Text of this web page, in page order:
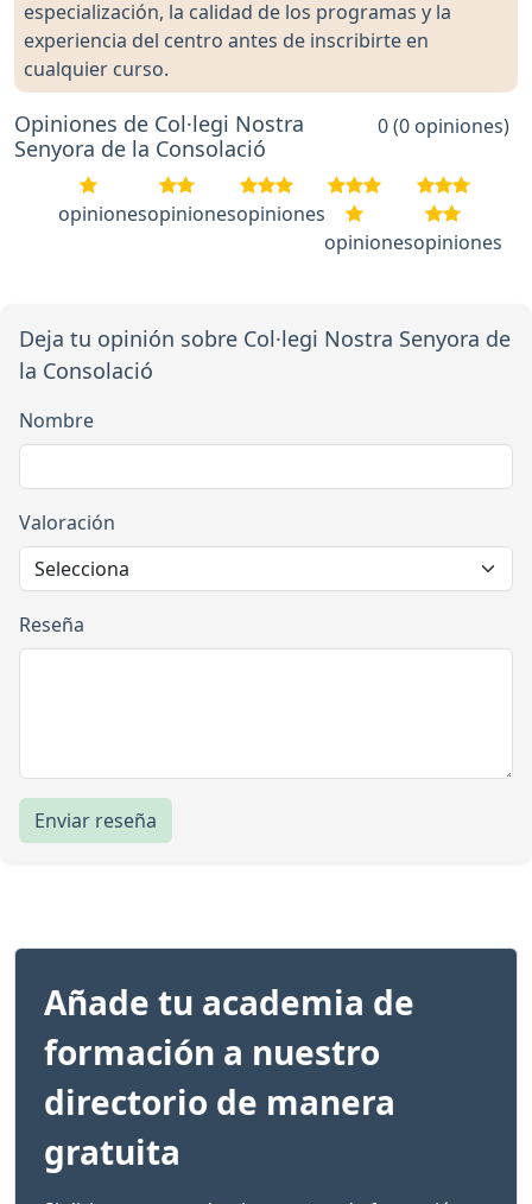
especialización, la calidad de los programas y la
experiencia del centro antes de inscribirte en
cualquier curso.
Opiniones de Col·legi Nostra
Senyora de la Consolació
0 (0 opiniones)
opinionesopinionesopiniones
opinionesopiniones
Deja tu opinión sobre Col·legi Nostra Senyora de
la Consolació
Nombre
Valoración
Reseña
Enviar reseña
Añade tu academia de
formación a nuestro
directorio de manera
gratuita